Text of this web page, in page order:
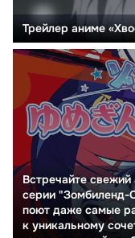
Трейлер аниме
Встречайте
серии "Зомбиленд-
поют даже самые
к уникальному